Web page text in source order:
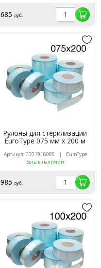
685 руб.
Рулоны для стерилизации
EuroTуpe 075 мм х 200 м
Артикул: 0001916086 | EuroType
Есть в наличии
985 руб.